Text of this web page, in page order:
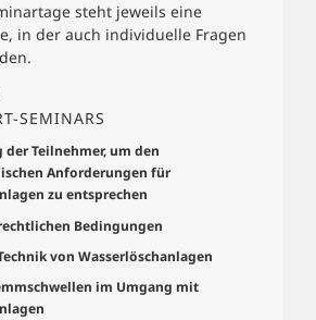
steht jeweils eine
in der auch individuelle Fragen
SEMINARS
Teilnehmer, um den
Anforderungen für
zu entsprechen
Bedingungen
von Wasserlöschanlagen
im Umgang mit